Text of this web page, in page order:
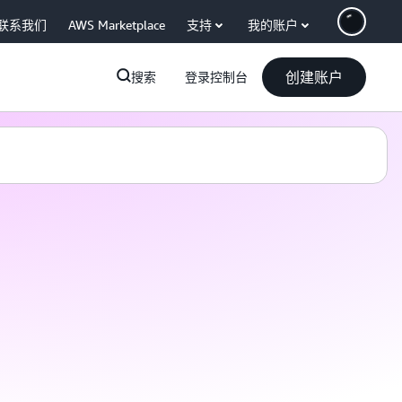
系我们 AWS Marketplace 支持 我的账户
搜索 登录控制台 创建账户